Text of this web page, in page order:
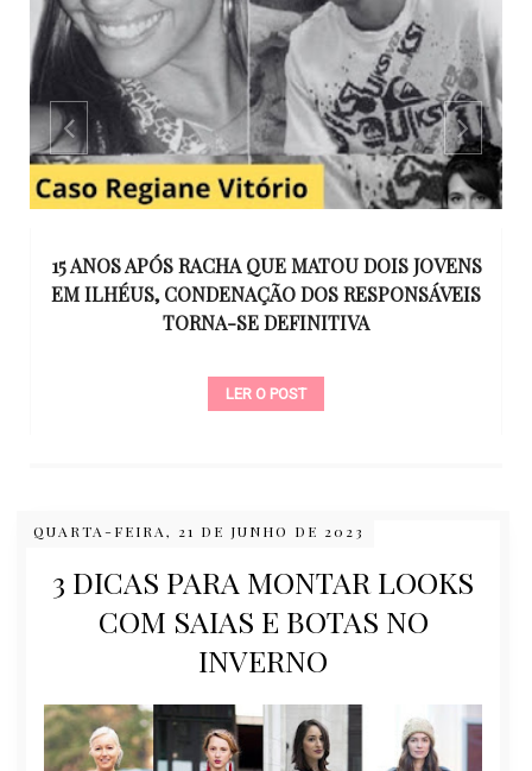
15 ANOS APÓS RACHA QUE MATOU DOIS JOVENS
EM ILHÉUS, CONDENAÇÃO DOS RESPONSÁVEIS
TORNA-SE DEFINITIVA
LER O POST
QUARTA-FEIRA, 21 DE JUNHO DE 2023
3 DICAS PARA MONTAR LOOKS
COM SAIAS E BOTAS NO
INVERNO